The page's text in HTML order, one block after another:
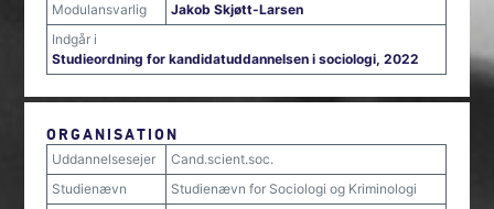
Modulansvarlig
Jakob Skjøtt-Larsen
Indgår i
Studieordning for kandidatuddannelsen i sociologi, 2022
ORGANISATION
Uddannelsesejer
Cand.scient.soc.
Studienævn
Studienævn for Sociologi og Kriminologi